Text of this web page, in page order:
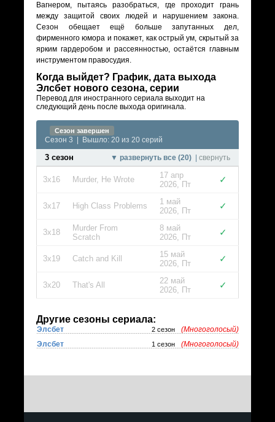
Вагнером, пытаясь разобраться, где проходит грань
между защитой своих людей и нарушением закона.
Сезон обещает ещё больше запутанных дел,
фирменного юмора и покажет, как острый ум, скрытый за
ярким гардеробом и рассеянностью, остаётся главным
инструментом правосудия.
Когда выйдет? График, дата выхода
Элсбет нового сезона, серии
Перевод для иностранного сериала выходит на
следующий день после выхода оригинала.
Сезон завершен
Сезон 3 | Вышло: 20 из 20 серий
3 сезон ▼ развернуть все (20) | свернуть
3x16 Murder, He Wrote
17 апр
2026, Пт
✓
3x17 High Class Problems
1 май
2026, Пт
✓
3x18
Murder From
Scratch
8 май
2026, Пт
✓
3x19 Catch and Kill
15 май
2026, Пт
✓
3x20 That's All
22 май
2026, Пт
✓
Другие сезоны сериала:
Элсбет 2 сезон
(Многоголосый)
Элсбет
1 сезон (Многоголосый)